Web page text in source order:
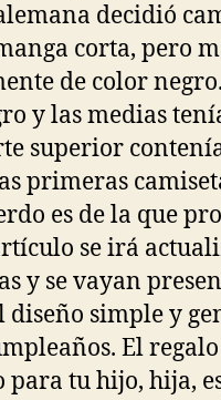
decidió
corta, pero
de color
y las medias
superior
primeras
es de la que
se irá
y se vayan
simple y
El
tu hijo, hija,